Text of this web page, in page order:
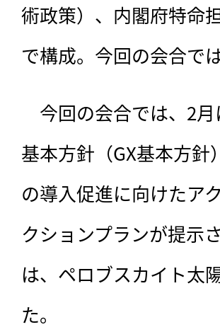
術政策）、内閣府特命
で構成。今回の会合で
今回の会合では、2月
基本方針（GX基本方針
の導入促進に向けたア
クションプランが提示
は、ペロブスカイト太
た。